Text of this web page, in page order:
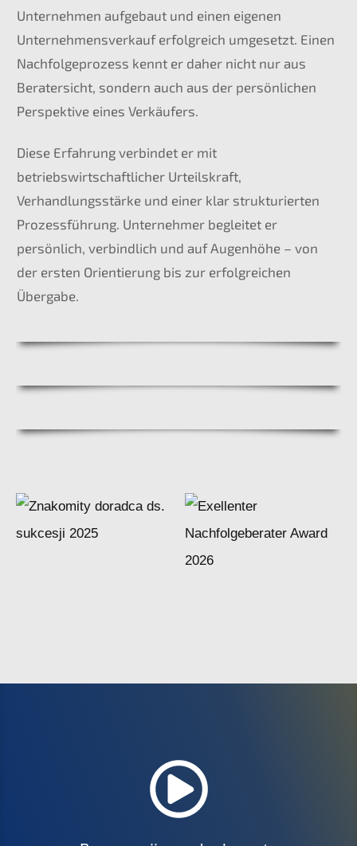
Unternehmen aufgebaut und einen eigenen
Unternehmensverkauf erfolgreich umgesetzt. Einen
Nachfolgeprozess kennt er daher nicht nur aus
Beratersicht, sondern auch aus der persönlichen
Perspektive eines Verkäufers.
Diese Erfahrung verbindet er mit
betriebswirtschaftlicher Urteilskraft,
Verhandlungsstärke und einer klar strukturierten
Prozessführung. Unternehmer begleitet er
persönlich, verbindlich und auf Augenhöhe – von
der ersten Orientierung bis zur erfolgreichen
Übergabe.